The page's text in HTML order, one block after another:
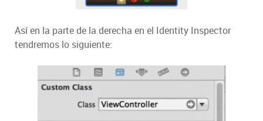
Así en la parte de la derecha en el Identity Inspector
tendremos lo siguiente: